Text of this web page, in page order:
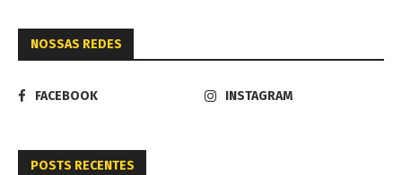
NOSSAS REDES
FACEBOOK INSTAGRAM
POSTS RECENTES